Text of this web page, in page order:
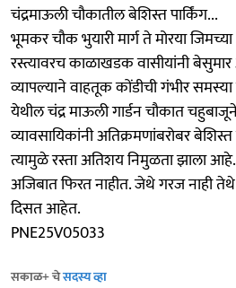
चंद्रमाऊली चौकातील बेशिस्त पार्किंग...
भूमकर चौक भुयारी मार्ग ते मोरया
रस्त्यावरच काळाखडक वासीयांनी
व्यापल्याने वाहतूक कोंडीची गंभीर
येथील चंद्र माऊली गार्डन चौकात
व्यावसायिकांनी अतिक्रमणांबरोबर
त्यामुळे रस्ता अतिशय निमुळता झाला
अजिबात फिरत नाहीत. जेथे गरज नाही
दिसत आहेत.
PNE25V05033
सकाळ+ चेसदस्य व्हा